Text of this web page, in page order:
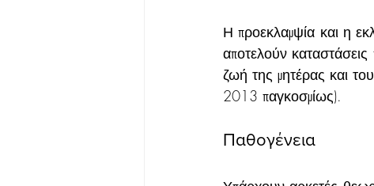
Η προεκλαμψία και η
αποτελούν
ζωή της μητέρας και
2013 παγκοσμίως).
Παθογένεια